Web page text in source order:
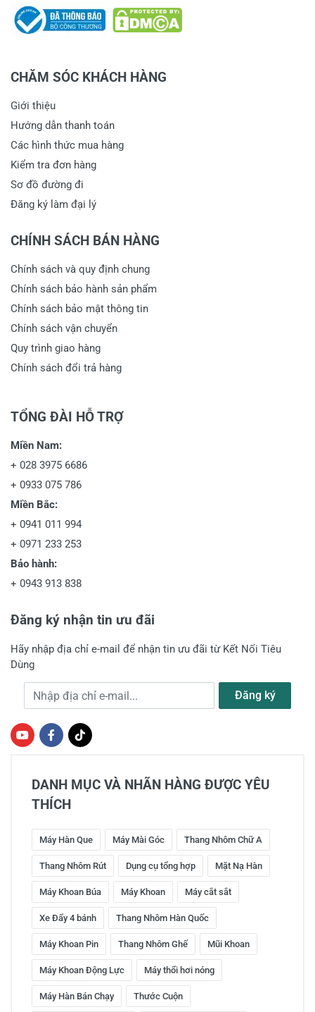
CHĂM SÓC KHÁCH HÀNG
Giới thiệu
Hướng dẫn thanh toán
Các hình thức mua hàng
Kiểm tra đơn hàng
Sơ đồ đường đi
Đăng ký làm đại lý
CHÍNH SÁCH BÁN HÀNG
Chính sách và quy định chung
Chính sách bảo hành sản phẩm
Chính sách bảo mật thông tin
Chính sách vận chuyển
Quy trình giao hàng
Chính sách đổi trả hàng
TỔNG ĐÀI HỖ TRỢ
Miền Nam:
+ 028 3975 6686
+ 0933 075 786
Miền Bắc:
+ 0941 011 994
+ 0971 233 253
Bảo hành:
+ 0943 913 838
Đăng ký nhận tin ưu đãi
Hãy nhập địa chỉ e-mail để nhận tin ưu đãi từ Kết Nối Tiêu
Dùng
Địa chỉ e-mail Đăng ký
DANH MỤC VÀ NHÃN HÀNG ĐƯỢC YÊU
THÍCH
Máy Hàn Que Máy Mài Góc Thang Nhôm Chữ A
Thang Nhôm Rút Dụng cụ tổng hợp Mặt Nạ Hàn
Máy Khoan Búa Máy Khoan Máy cắt sắt
Xe Đẩy 4 bánh Thang Nhôm Hàn Quốc
Máy Khoan Pin Thang Nhôm Ghế Mũi Khoan
Máy Khoan Động Lực Máy thổi hơi nóng
Máy Hàn Bán Chạy Thước Cuộn